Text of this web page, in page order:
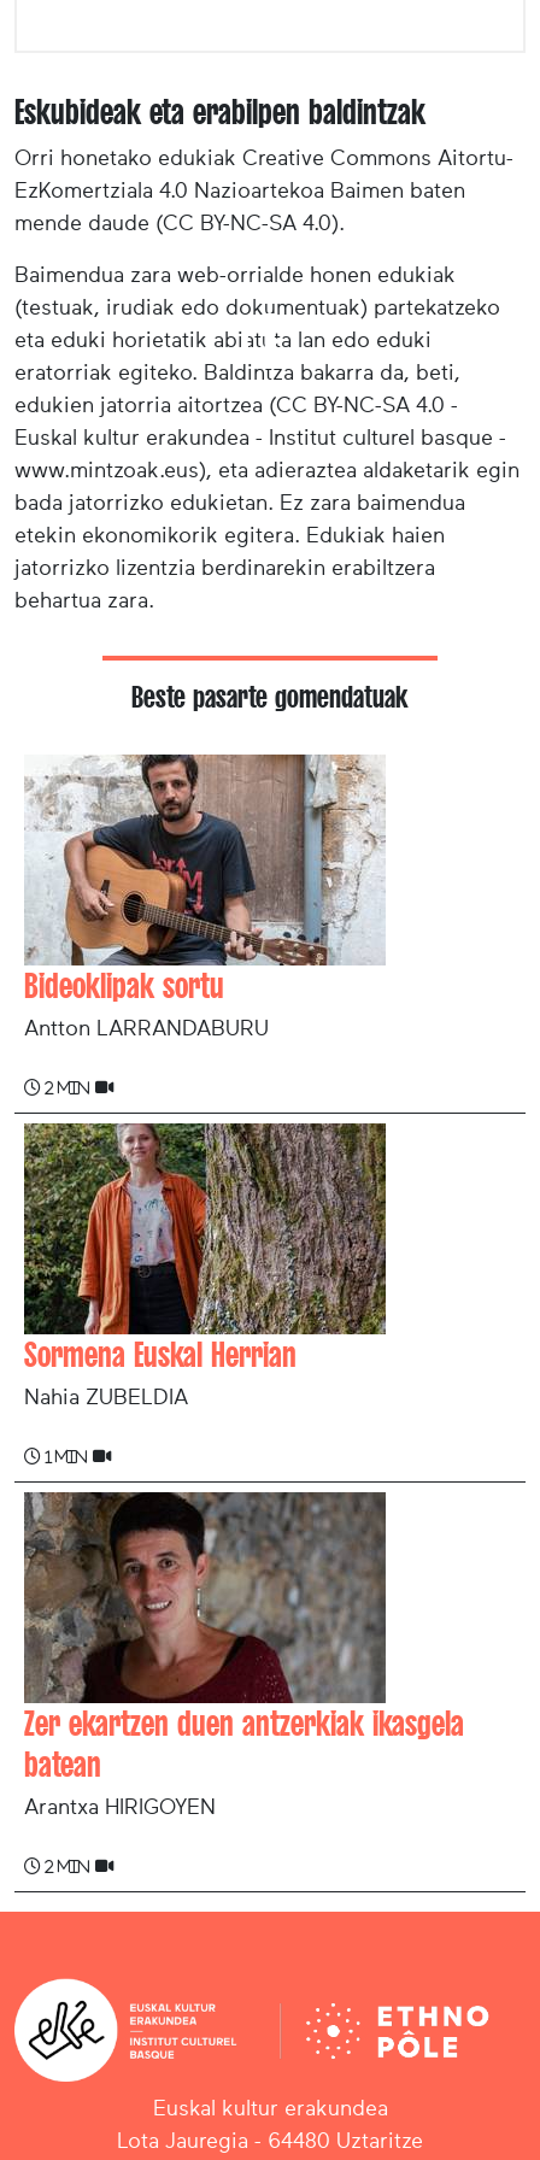
Eskubideak eta erabilpen baldintzak
Orri honetako edukiak Creative Commons Aitortu-
EzKomertziala 4.0 Nazioartekoa Baimen baten
mende daude (CC BY-NC-SA 4.0).
Baimendua zara web-orrialde honen edukiak
(testuak, irudiak edo dokumentuak) partekatzeko
eta eduki horietatik abiatuta lan edo eduki
eratorriak egiteko. Baldintza bakarra da, beti,
edukien jatorria aitortzea (CC BY-NC-SA 4.0 -
Euskal kultur erakundea - Institut culturel basque -
www.mintzoak.eus), eta adieraztea aldaketarik egin
bada jatorrizko edukietan. Ez zara baimendua
etekin ekonomikorik egitera. Edukiak haien
jatorrizko lizentzia berdinarekin erabiltzera
behartua zara.
Beste pasarte gomendatuak
Bideoklipak sortu
Antton LARRANDABURU
2 min
Sormena Euskal Herrian
Nahia ZUBELDIA
1 min
Zer ekartzen duen antzerkiak ikasgela
batean
Arantxa HIRIGOYEN
2 min
Euskal kultur erakundea
Lota Jauregia - 64480 Uztaritze